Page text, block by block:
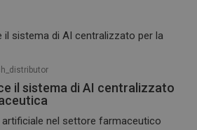
il sistema di AI centralizzato
artificiale nel settore farmaceutico